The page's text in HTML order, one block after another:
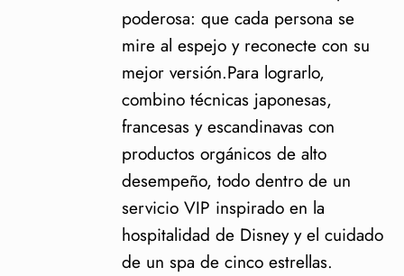
poderosa: que cada persona se
mire al espejo y reconecte con su
mejor versión.Para lograrlo,
combino técnicas japonesas,
francesas y escandinavas con
productos orgánicos de alto
desempeño, todo dentro de un
servicio VIP inspirado en la
hospitalidad de Disney y el cuidado
de un spa de cinco estrellas.